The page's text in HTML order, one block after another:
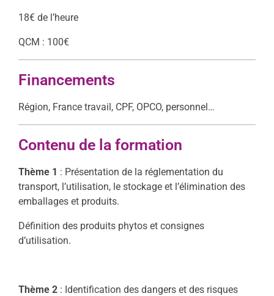
18€ de l’heure
QCM : 100€
Financements
Région, France travail, CPF, OPCO, personnel…
Contenu de la formation
Thème 1 : Présentation de la réglementation du
transport, l’utilisation, le stockage et l’élimination des
emballages et produits.
Définition des produits phytos et consignes
d’utilisation.
Thème 2 : Identification des dangers et des risques